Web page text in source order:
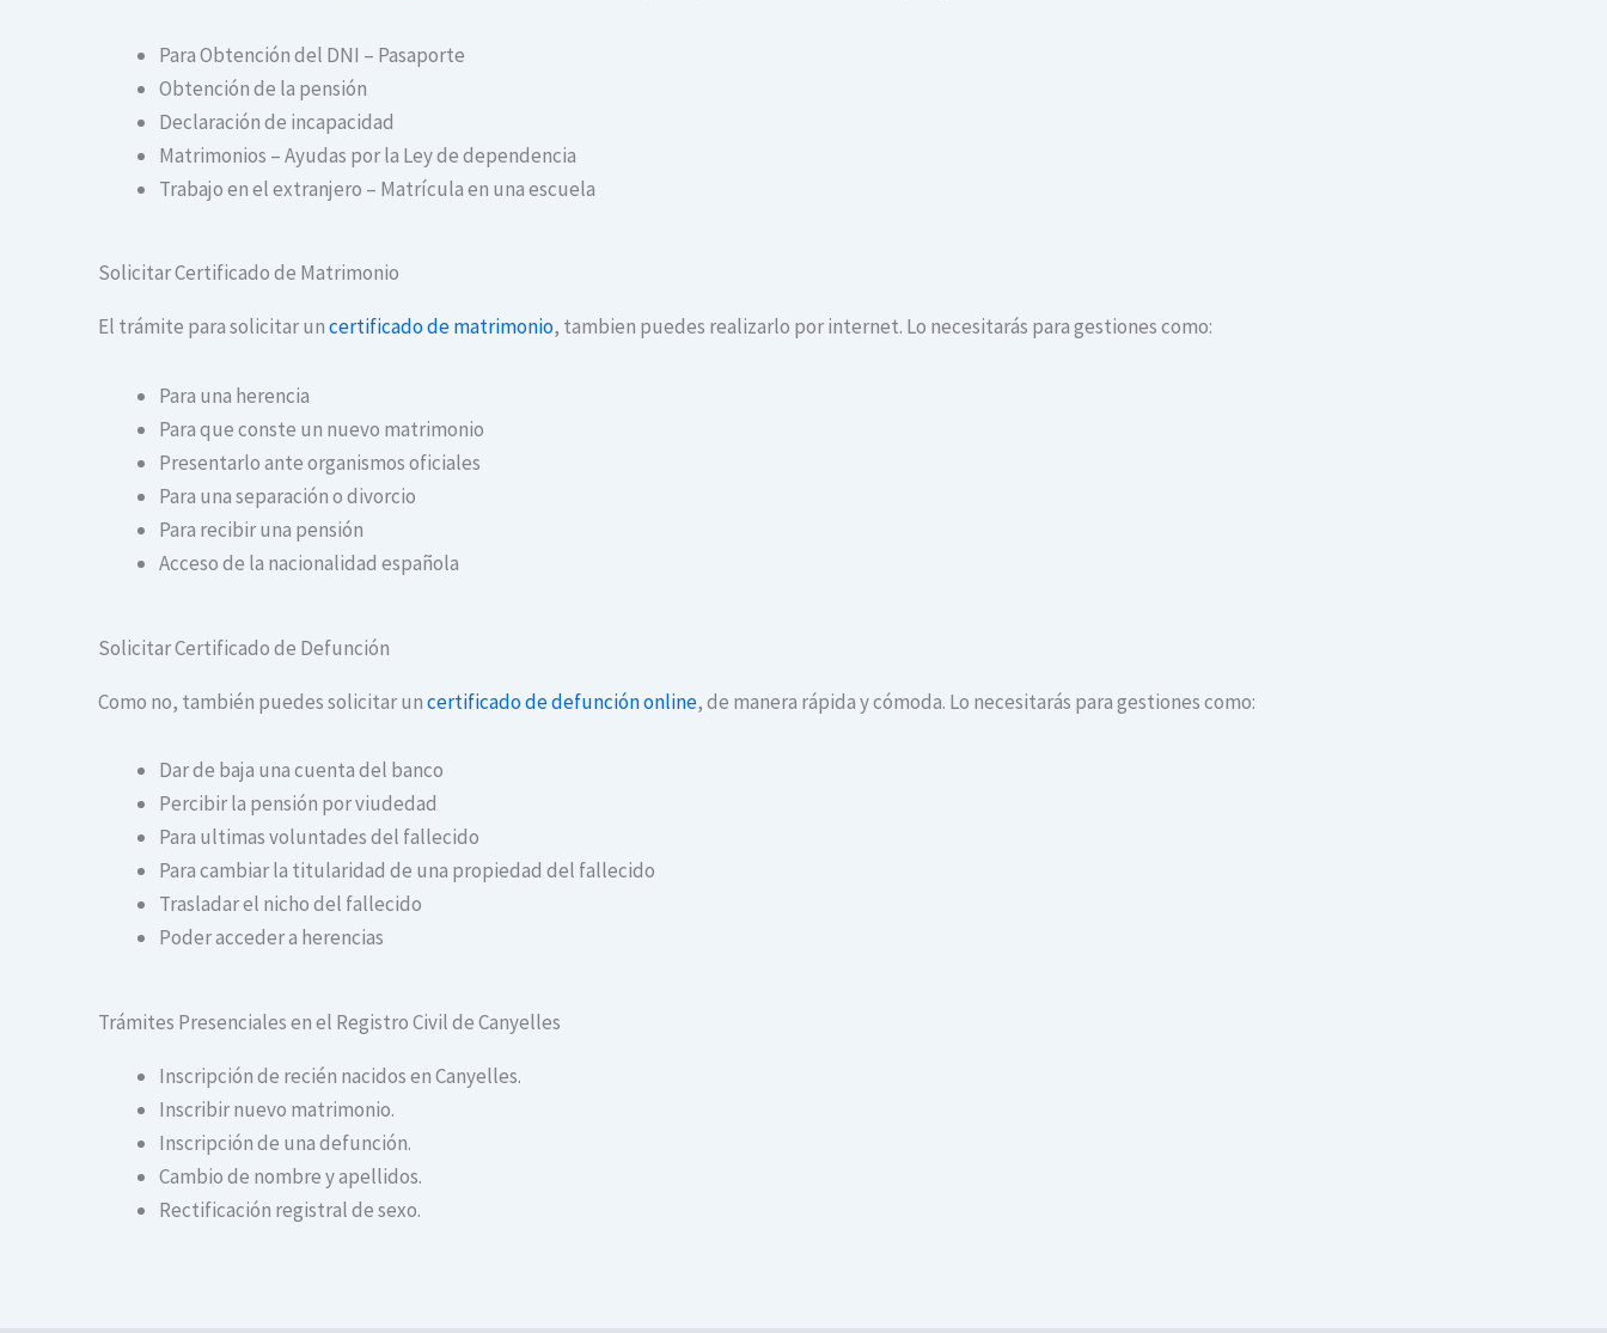
Para Obtención del DNI – Pasaporte
Obtención de la pensión
Declaración de incapacidad
Matrimonios – Ayudas por la Ley de dependencia
Trabajo en el extranjero – Matrícula en una escuela
Solicitar Certificado de Matrimonio
El trámite para solicitar uncertificado de matrimonio, tambien puedes realizarlo por internet. Lo necesitarás para gestiones como:
Para una herencia
Para que conste un nuevo matrimonio
Presentarlo ante organismos oficiales
Para una separación o divorcio
Para recibir una pensión
Acceso de la nacionalidad española
Solicitar Certificado de Defunción
Como no, también puedes solicitar uncertificado de defunción online, de manera rápida y cómoda. Lo necesitarás para gestiones como:
Dar de baja una cuenta del banco
Percibir la pensión por viudedad
Para ultimas voluntades del fallecido
Para cambiar la titularidad de una propiedad del fallecido
Trasladar el nicho del fallecido
Poder acceder a herencias
Trámites Presenciales en el Registro Civil de Canyelles
Inscripción de recién nacidos en Canyelles.
Inscribir nuevo matrimonio.
Inscripción de una defunción.
Cambio de nombre y apellidos.
Rectificación registral de sexo.